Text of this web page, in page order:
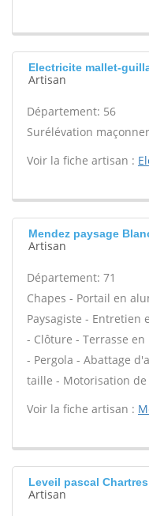
Electricite mallet-
Artisan
Département: 56
Surélévation
Voir la fiche artisan :
Mendez paysage
Artisan
Département: 71
Chapes - Portail en
Paysagiste - Entretien
- Clôture - Terrasse
- Pergola - Abattage
taille - Motorisation
Voir la fiche artisan :
Leveil pascal
Artisan